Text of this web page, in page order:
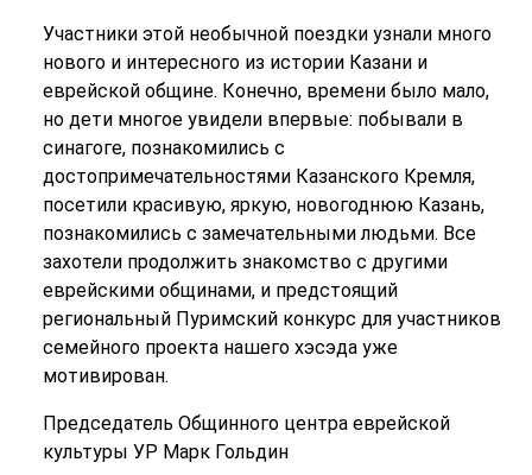
Участники этой необычной поездки узнали много
нового и интересного из истории Казани и
еврейской общине. Конечно, времени было мало,
но дети многое увидели впервые: побывали в
синагоге, познакомились с
достопримечательностями Казанского Кремля,
посетили красивую, яркую, новогоднюю Казань,
познакомились с замечательными людьми. Все
захотели продолжить знакомство с другими
еврейскими общинами, и предстоящий
региональный Пуримский конкурс для участников
семейного проекта нашего хэсэда уже
мотивирован.
Председатель Общинного центра еврейской
культуры УР Марк Гольдин